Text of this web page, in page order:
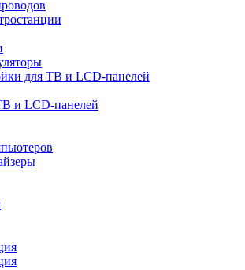
для ТВ и LCD-панелей
и LCD-панелей